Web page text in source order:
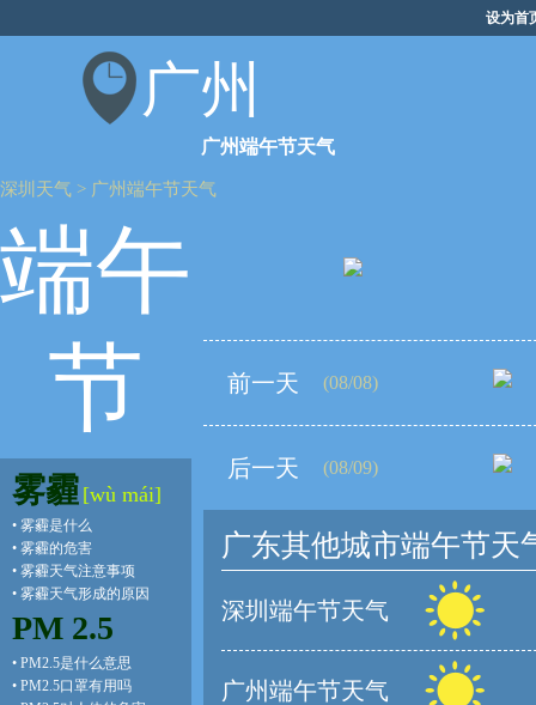
设为首
广州
广州端午节天气
深圳天气 > 广州端午节天气
端午
节
雾霾 [wù mái]
• 雾霾是什么
• 雾霾的危害
• 雾霾天气注意事项
• 雾霾天气形成的原因
PM 2.5
• PM2.5是什么意思
• PM2.5口罩有用吗
前一天 (08/08)
后一天 (08/09)
广东其他城市端午节天
深圳端午节天气
广州端午节天气